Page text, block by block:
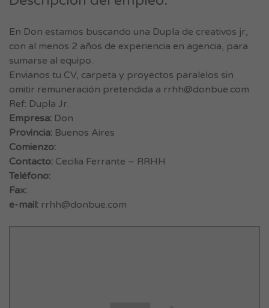
En Don estamos buscando una Dupla de creativos jr,
con al menos 2 años de experiencia en agencia, para
sumarse al equipo.
Envianos tu CV, carpeta y proyectos paralelos sin
omitir remuneración pretendida a rrhh@donbue.com
Ref: Dupla Jr.
Empresa: Don
Provincia: Buenos Aires
Comienzo:
Contacto: Cecilia Ferrante – RRHH
Teléfono:
Fax:
e-mail: rrhh@donbue.com